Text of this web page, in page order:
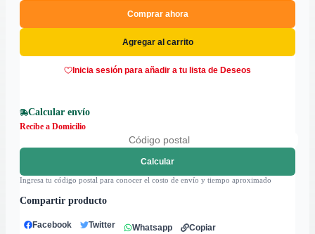
Comprar ahora
Agregar al carrito
Inicia sesión para añadir a tu lista de Deseos
Calcular envío
Recibe a Domicilio
Calcular
Ingresa tu código postal para conocer el costo de envío y tiempo aproximado
Compartir producto
Facebook Twitter Whatsapp Copiar